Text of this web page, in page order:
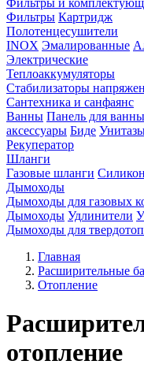
Фильтры и
Фильтры Картридж
Полотенцесушители
INOX Эмалированные
Электрические
Теплоаккумуляторы
Стабилизаторы
Сантехника и санфаянс
Ванны Панель для ванны
аксессуары Биде
Рекуператор
Шланги
Газовые шланги
Дымоходы
Дымоходы для газовых
Дымоходы Удлинители
Дымоходы для
Главная
Расширительные
Отопление
отопление